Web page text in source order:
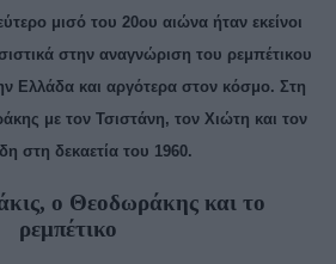
μισό του 20ου αιώνα ήταν εκείνοι
στην αναγνώριση του ρεμπέτικου
Ελλάδα και αργότερα στον κόσμο. Στη
με τον Τσιστάνη, τον Χιώτη και τον
στη δεκαετία του 1960.
ο Θεοδωράκης και το
ρεμπέτικο